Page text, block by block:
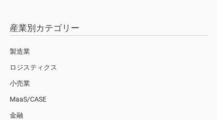
産業別カテゴリー
製造業
ロジスティクス
小売業
MaaS/CASE
金融